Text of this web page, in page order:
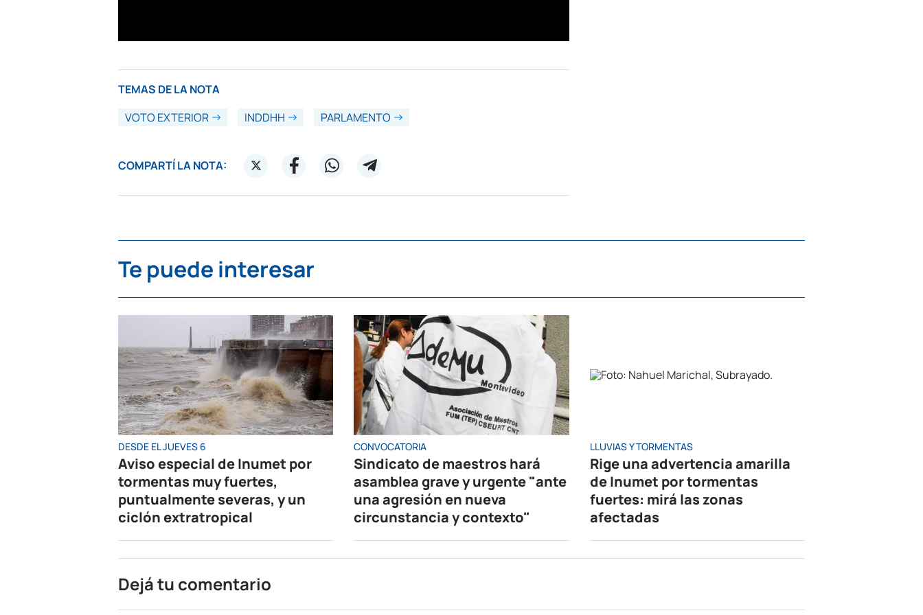
TEMAS DE LA NOTA
VOTO EXTERIOR
INDDHH PARLAMENTO
COMPARTÍ LA NOTA:
Te puede interesar
DESDE EL JUEVES 6
Aviso especial de Inumet por
tormentas muy fuertes,
puntualmente severas, y un
ciclón extratropical
CONVOCATORIA
Sindicato de maestros hará
asamblea grave y urgente "ante
una agresión en nueva
circunstancia y contexto"
LLUVIAS Y TORMENTAS
Rige una advertencia amarilla
de Inumet por tormentas
fuertes: mirá las zonas
afectadas
Dejá tu comentario